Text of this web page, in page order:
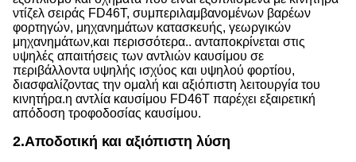
ντίζελ σειράς FD46T, συμπεριλαμβανομένων βαρέων
φορτηγών, μηχανημάτων κατασκευής, γεωργικών
μηχανημάτων,και περισσότερα.. ανταποκρίνεται στις
υψηλές απαιτήσεις των αντλιών καυσίμου σε
περιβάλλοντα υψηλής ισχύος και υψηλού φορτίου,
διασφαλίζοντας την ομαλή και αξιόπιστη λειτουργία του
κινητήρα.η αντλία καυσίμου FD46T παρέχει εξαιρετική
απόδοση τροφοδοσίας καυσίμου.
2.Αποδοτική και αξιόπιστη λύση